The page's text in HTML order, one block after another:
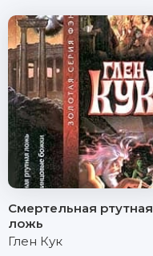
Смертельная ртутная
ложь
Глен Кук